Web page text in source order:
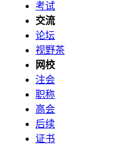
考试
交流
论坛
视野茶
网校
注会
职称
高会
后续
证书